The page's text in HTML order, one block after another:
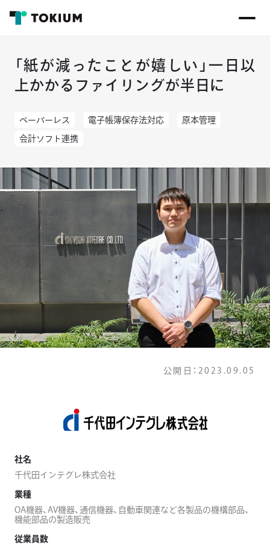
「紙が減ったことが嬉しい」一日以
上かかるファイリングが半日に
ペーパーレス 電子帳簿保存法対応 原本管理
会計ソフト連携
公開日： 2023.09.05
社名
千代田インテグレ株式会社
業種
OA機器、AV機器、通信機器、自動車関連など各製品の機構部品、
機能部品の製造販売
従業員数